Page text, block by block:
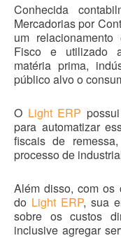
Conhecida
Mercadorias por
um
Fisco e utilizado
matéria prima,
público alvo o
O Light ERP
para automatizar
fiscais de
processo de
Além disso, com os
do Light ERP, sua
sobre os custos
inclusive agregar